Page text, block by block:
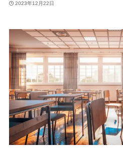
2023年12月22日